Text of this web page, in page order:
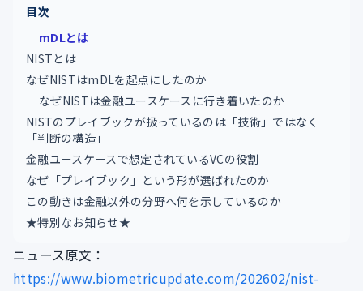
目次
mDLとは
NISTとは
なぜNISTはmDLを起点にしたのか
なぜNISTは金融ユースケースに行き着いたのか
NISTのプレイブックが扱っているのは「技術」ではなく
「判断の構造」
金融ユースケースで想定されているVCの役割
なぜ「プレイブック」という形が選ばれたのか
この動きは金融以外の分野へ何を示しているのか
★特別なお知らせ★
ニュース原文：
https://www.biometricupdate.com/202602/nist-